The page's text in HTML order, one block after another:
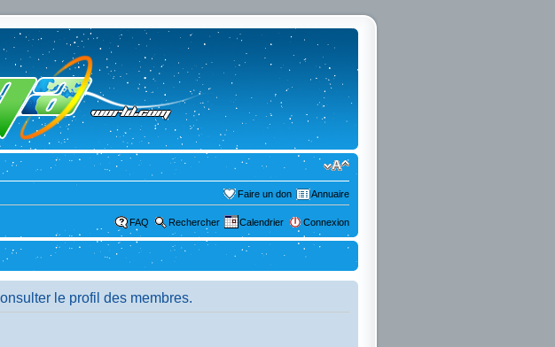
Faire un don Annuaire
FAQ Rechercher Calendrier Connexion
le profil des membres.